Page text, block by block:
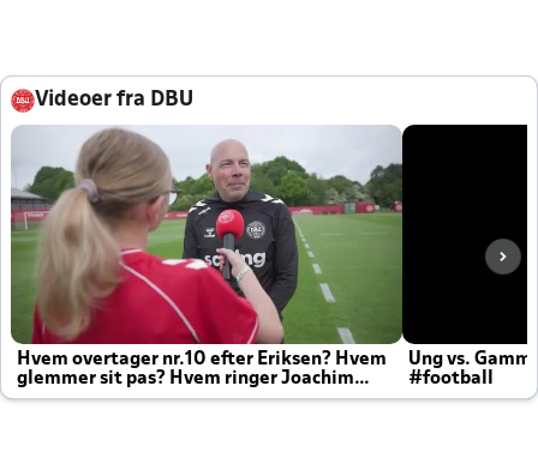
Videoer fra DBU
Hvem overtager nr.10 efter Eriksen? Hvem
glemmer sit pas? Hvem ringer Joachim
altid til efter kampe?
Ung vs.
#football